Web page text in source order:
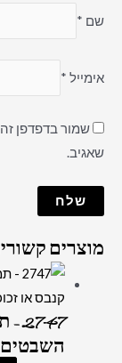
שם *
אימייל *
שמור בדפדפן
שאגיב.
מוצרים
השבטים